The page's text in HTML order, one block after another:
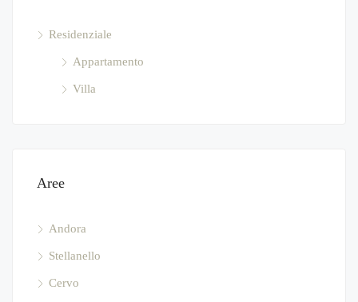
Residenziale
Appartamento
Villa
Aree
Andora
Stellanello
Cervo